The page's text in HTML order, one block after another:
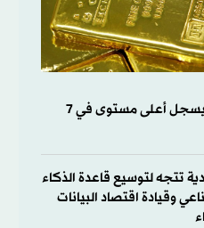
الذهب يسجل أعلى مستوى في 7
تتجه لتوسيع قاعدة الذكاء
وقيادة اقتصاد البيانات